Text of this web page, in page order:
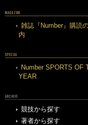
MAGAZINE
雑誌『Number』購読
内
SPECIAL
Number SPORTS OF
YEAR
ARCHIVE
競技から探す
著者から探す